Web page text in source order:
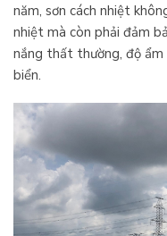
năm, sơn cách nhiệt
nhiệt mà còn phải đảm
nắng thất thường, độ ẩm
biển.